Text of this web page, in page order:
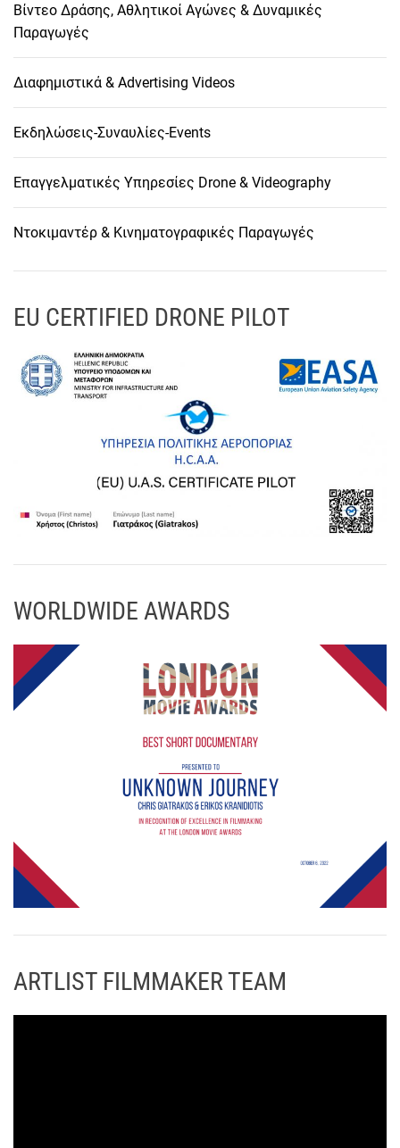
Βίντεο Δράσης, Αθλητικοί Αγώνες & Δυναμικές
Παραγωγές
Διαφημιστικά & Advertising Videos
Εκδηλώσεις-Συναυλίες-Events
Επαγγελματικές Υπηρεσίες Drone & Videography
Ντοκιμαντέρ & Κινηματογραφικές Παραγωγές
EU CERTIFIED DRONE PILOT
WORLDWIDE AWARDS
ARTLIST FILMMAKER TEAM